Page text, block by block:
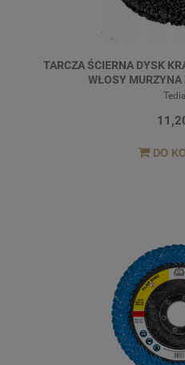
TARCZA ŚCIERNA DYSK
WŁOSY
DO